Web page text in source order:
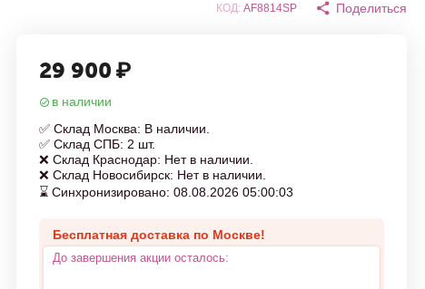
КОД: AF8814SP Поделиться
29 900 ₽
в наличии
✅ Склад Москва: В наличии.
✅ Склад СПБ: 2 шт.
❌ Склад Краснодар: Нет в наличии.
❌ Склад Новосибирск: Нет в наличии.
⌛ Синхронизировано: 08.08.2026 05:00:03
Бесплатная доставка по Москве!
До завершения акции осталось: